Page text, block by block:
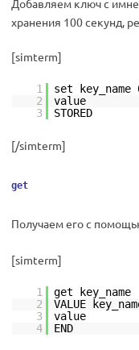
Добавляем ключ с
хранения 100 секунд,
[simterm]
1
set key_name
2
value
3
STORED
[/simterm]
get
Получаем его с
[simterm]
1
get key_name
2
VALUE
3
value
4
END